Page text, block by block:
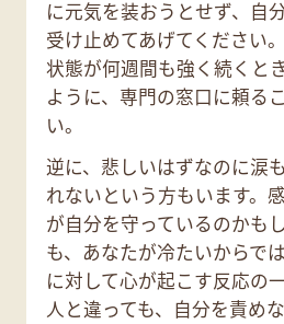
に元気を装おうとせず、自
受け止めてあげてください
状態が何週間も強く続くと
ように、専門の窓口に頼る
い。
逆に、悲しいはずなのに涙
れないという方もいます。
が自分を守っているのかも
も、あなたが冷たいからで
に対して心が起こす反応の
人と違っても、自分を責め